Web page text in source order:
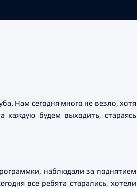
Нам сегодня много не везло, хотя
будем выходить, стараясь
наблюдали за поднятием
все ребята старались, хотели